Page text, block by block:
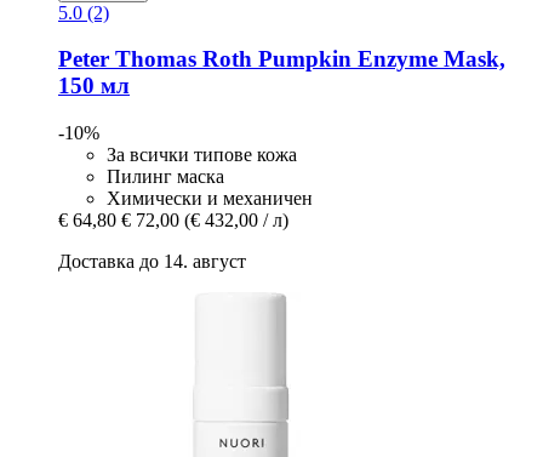
5.0 (2)
Peter Thomas Roth Pumpkin Enzyme Mask,
150 мл
-10%
За всички типове кожа
Пилинг маска
Химически и механичен
€ 64,80 € 72,00 (€ 432,00 / л)
Доставка до 14. август